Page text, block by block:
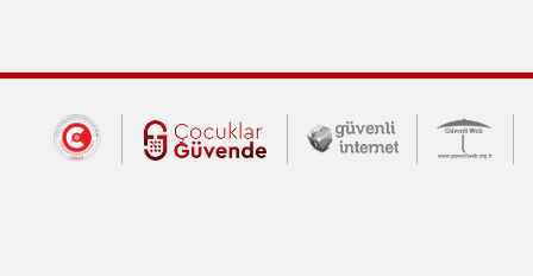
Dış Bağlantılar
Cumhurbaşkanlığı İletişim Merkezi
Çocuklar Güvende (yeni
Güvenli